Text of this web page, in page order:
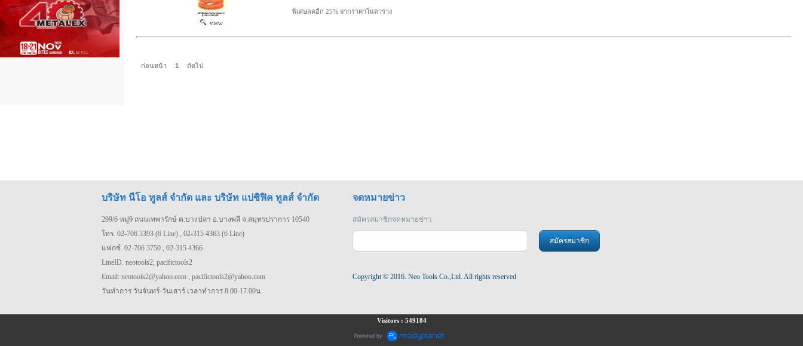
view
พิเศษลดอีก 25% จากราคาในตาราง
ก่อนหน้า 1 ถัดไป
บริษัท นีโอ ทูลส์ จำกัด และ บริษัท แปซิฟิค ทูลส์ จำกัด
299/6 หมู่9 ถนนเทพารักษ์ ต.บางปลา อ.บางพลี จ.สมุทรปราการ 10540
โทร. 02-706 3393 (6 Line) , 02-315 4363 (6 Line)
แฟกซ์. 02-706 3750 , 02-315 4366
LineID. neotools2, pacifictools2
Email: neotools2@yahoo.com , pacifictools2@yahoo.com
วันทำการ วันจันทร์-วันเสาร์ เวลาทำการ 8.00-17.00น.
จดหมายข่าว
สมัครสมาชิกจดหมายข่าว
Copyright © 2016. Neo Tools Co.,Ltd. All rights reserved
Visitors : 549184